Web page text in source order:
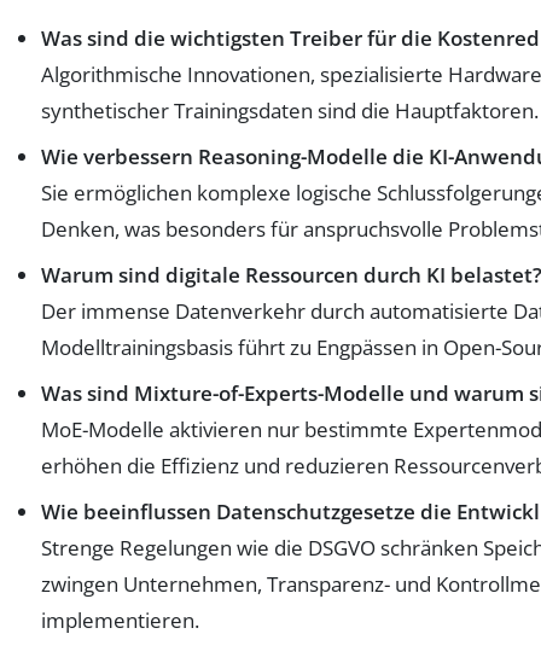
Was sind die wichtigsten Treiber für die
Algorithmische Innovationen, spezialisierte
synthetischer Trainingsdaten sind die Hauptfaktoren.
Wie verbessern Reasoning-Modelle die KI-
Sie ermöglichen komplexe logische
Denken, was besonders für anspruchsvolle
Warum sind digitale Ressourcen durch KI belastet?
Der immense Datenverkehr durch automatisierte
Modelltrainingsbasis führt zu Engpässen in Open-
Was sind Mixture-of-Experts-Modelle und warum
MoE-Modelle aktivieren nur bestimmte
erhöhen die Effizienz und reduzieren
Wie beeinflussen Datenschutzgesetze die
Strenge Regelungen wie die DSGVO schränken
zwingen Unternehmen, Transparenz- und
implementieren.